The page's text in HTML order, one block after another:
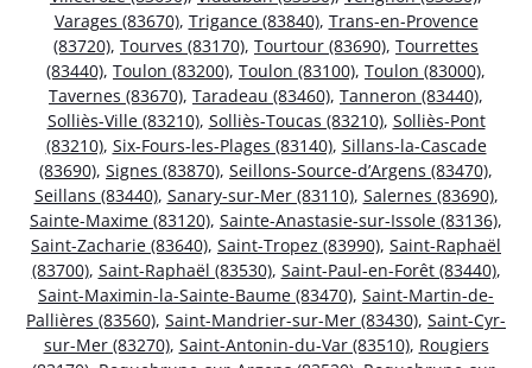
Varages (83670), Trigance (83840), Trans-en-Provence
(83720), Tourves (83170), Tourtour (83690), Tourrettes
(83440), Toulon (83200), Toulon (83100), Toulon (83000),
Tavernes (83670), Taradeau (83460), Tanneron (83440),
Solliès-Ville (83210), Solliès-Toucas (83210), Solliès-Pont
(83210), Six-Fours-les-Plages (83140), Sillans-la-Cascade
(83690), Signes (83870), Seillons-Source-d’Argens (83470),
Seillans (83440), Sanary-sur-Mer (83110), Salernes (83690),
Sainte-Maxime (83120), Sainte-Anastasie-sur-Issole (83136),
Saint-Zacharie (83640), Saint-Tropez (83990), Saint-Raphaël
(83700), Saint-Raphaël (83530), Saint-Paul-en-Forêt (83440),
Saint-Maximin-la-Sainte-Baume (83470), Saint-Martin-de-
Pallières (83560), Saint-Mandrier-sur-Mer (83430), Saint-Cyr-
sur-Mer (83270), Saint-Antonin-du-Var (83510), Rougiers